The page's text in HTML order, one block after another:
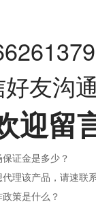
友沟
迎留
证金是多少？
代理该产品，请速联
策是什么？